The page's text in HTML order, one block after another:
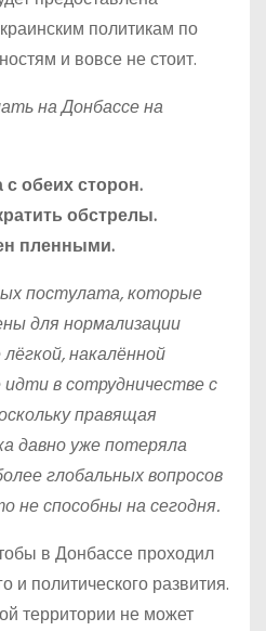
политикам по
и вовсе не стоит.
на Донбассе на
с обеих сторон.
обстрелы.
пленными.
постулата, которые
для нормализации
накалённой
в сотрудничестве с
правящая
давно уже потеряла
глобальных вопросов
не способны на сегодня.
в Донбассе проходил
и политического развития.
территории не может